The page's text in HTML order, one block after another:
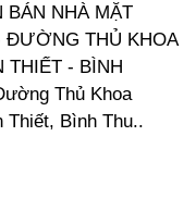
BÁN NHÀ MẶT
THỦ KHOA
THIẾT - BÌNH
Thủ Khoa
Thiết, Bình Thu..